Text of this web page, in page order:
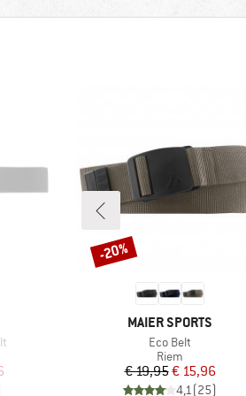
prijs
MERK
MAIER SPORTS
Artikel
Eco Belt
Productgroep
Riem
Prijs
€ 19,95Verlaagde prijs
€ 15,96
4,1(25)
Korting
-20%